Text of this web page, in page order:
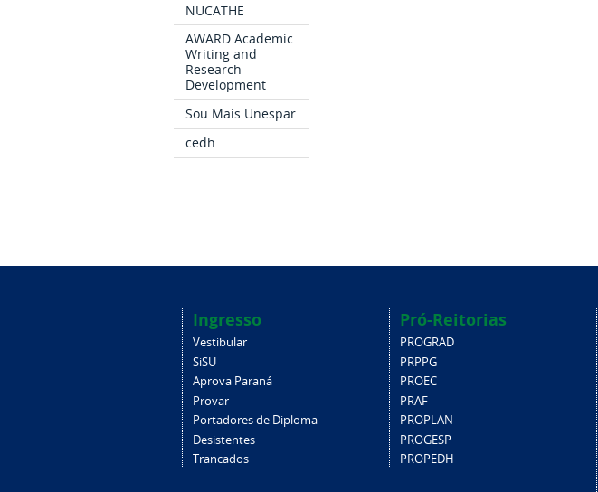
NUCATHE
AWARD Academic
Writing and
Research
Development
Sou Mais Unespar
cedh
Ingresso
Vestibular
SiSU
Aprova Paraná
Provar
Portadores de Diploma
Desistentes
Trancados
Pró-Reitorias
PROGRAD
PRPPG
PROEC
PRAF
PROPLAN
PROGESP
PROPEDH